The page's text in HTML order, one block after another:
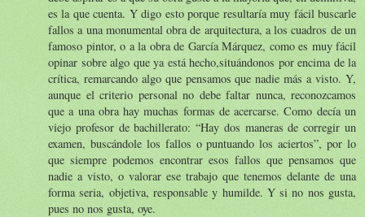
es la que cuenta. Y digo esto porque resultaría muy fácil buscarle
fallos a una monumental obra de arquitectura, a los cuadros de un
famoso pintor, o a la obra de García Márquez, como es muy fácil
opinar sobre algo que ya está hecho,situándonos por encima de la
crítica, remarcando algo que pensamos que nadie más a visto. Y,
aunque el criterio personal no debe faltar nunca, reconozcamos
que a una obra hay muchas formas de acercarse. Como decía un
viejo profesor de bachillerato: “Hay dos maneras de corregir un
examen, buscándole los fallos o puntuando los aciertos”, por lo
que siempre podemos encontrar esos fallos que pensamos que
nadie a visto, o valorar ese trabajo que tenemos delante de una
forma seria, objetiva, responsable y humilde. Y si no nos gusta,
pues no nos gusta, oye.